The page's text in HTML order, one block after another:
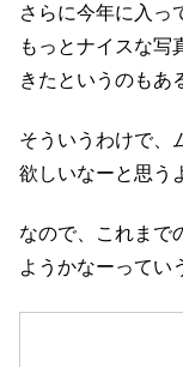
さらに今年に入っ
もっとナイスな写
きたというのもあ
そういうわけで、
欲しいなーと思う
なので、これまで
ようかなーってい